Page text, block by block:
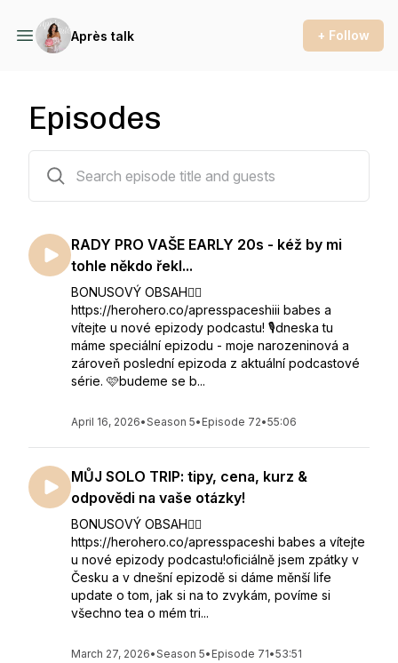
Après talk + Follow
Episodes
RADY PRO VAŠE EARLY 20s - kéž by mi
tohle někdo řekl...
BONUSOVÝ OBSAH👇🏻
https://herohero.co/apresspaceshiii babes a
vítejte u nové epizody podcastu! 🎙️dneska tu
máme speciální epizodu - moje narozeninová a
zároveň poslední epizoda z aktuální podcastové
série. 🩷budeme se b...
April 16, 2026•Season 5• Episode 72•55:06
MŮJ SOLO TRIP: tipy, cena, kurz &
odpovědi na vaše otázky!
BONUSOVÝ OBSAH👇🏻
https://herohero.co/apresspaceshi babes a vítejte
u nové epizody podcastu!oficiálně jsem zpátky v
Česku a v dnešní epizodě si dáme měnší life
update o tom, jak si na to zvykám, povíme si
všechno tea o mém tri...
March 27, 2026•Season 5• Episode 71•53:51